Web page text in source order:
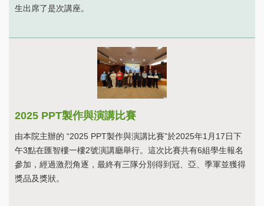
生出席了是次講座。
2025 PPT製作與演講比賽
由本院主辦的 “2025 PPT製作與演講比賽”於2025年1月17日下
午3點在匯智樓一樓2號演講廳舉行。這次比賽共有6組學生報名
參加，經過激烈角逐，最終有三隊分別得到冠、亞、季軍並獲得
獎品及獎狀。